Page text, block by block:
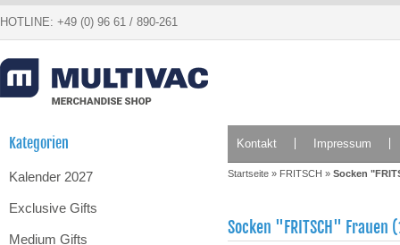
HOTLINE: +49 (0) 96 61 / 890-261
Kategorien
Kalender 2027
Exclusive Gifts
Medium Gifts
Kontakt Impressum
Startseite » FRITSCH » Socken
Socken "FRITSCH" Frauen